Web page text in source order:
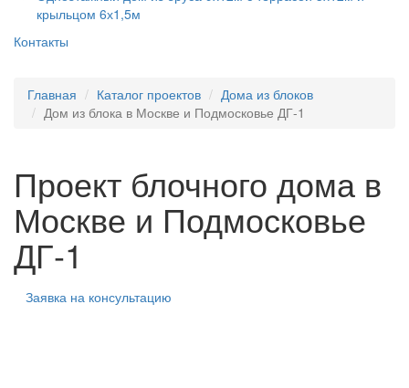
крыльцом 6х1,5м
Контакты
Главная Каталог проектов
Дома из блоков
Дом из блока в Москве и Подмосковье ДГ-1
Проект блочного дома в
Москве и Подмосковье
ДГ-1
Заявка на консультацию